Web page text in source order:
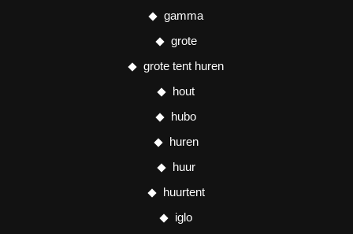
gamma
grote
grote tent huren
hout
hubo
huren
huur
huurtent
iglo